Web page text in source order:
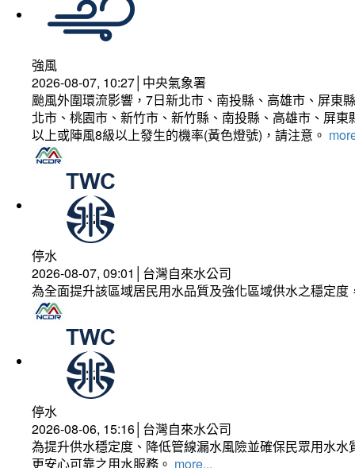
強風
2026-08-07, 10:27│中央氣象署
颱風外圍環流影響，7日新北市、南投縣、高雄市、屏東
北市、桃園市、新竹市、新竹縣、南投縣、高雄市、屏
以上或陣風8級以上發生的機率(黃色燈號)，請注意。
停水
2026-08-07, 09:01│台灣自來水公司
為全面提升該區域居民用水品質及強化區域供水之穩定
停水
2026-08-06, 15:16│台灣自來水公司
為提升供水穩定度、降低管線漏水風險並確保民眾用水
更安心可靠之用水服務。 more...